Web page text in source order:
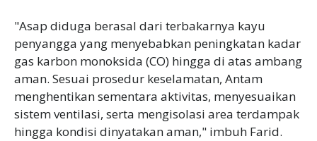
"Asap diduga berasal dari terbakarnya kayu
penyangga yang menyebabkan peningkatan kadar
gas karbon monoksida (CO) hingga di atas ambang
aman. Sesuai prosedur keselamatan, Antam
menghentikan sementara aktivitas, menyesuaikan
sistem ventilasi, serta mengisolasi area terdampak
hingga kondisi dinyatakan aman," imbuh Farid.